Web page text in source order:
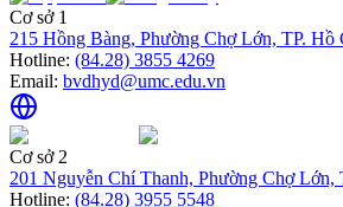
Cơ sở 1
215 Hồng Bàng, Phường Chợ Lớn, TP. Hồ
Hotline: (84.28) 3855 4269
Email: bvdhyd@umc.edu.vn
Cơ sở 2
201 Nguyễn Chí Thanh, Phường Chợ Lớn,
Hotline: (84.28) 3955 5548